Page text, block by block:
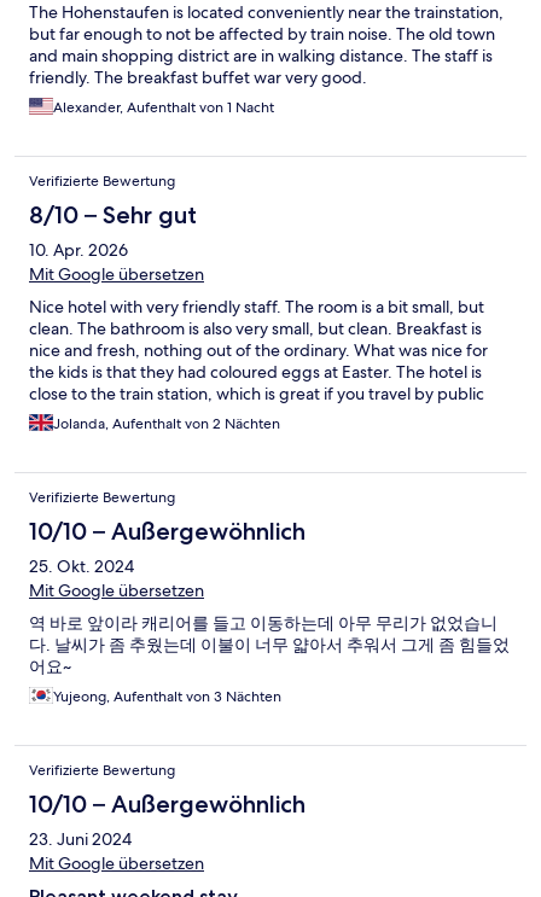
The Hohenstaufen is located conveniently near the trainstation,
but far enough to not be affected by train noise. The old town
and main shopping district are in walking distance. The staff is
friendly. The breakfast buffet war very good.
Alexander, Aufenthalt von 1 Nacht
Verifizierte Bewertung
8/10 – Sehr gut
10. Apr. 2026
Mit Google übersetzen
Nice hotel with very friendly staff. The room is a bit small, but
clean. The bathroom is also very small, but clean. Breakfast is
nice and fresh, nothing out of the ordinary. What was nice for
the kids is that they had coloured eggs at Easter. The hotel is
close to the train station, which is great if you travel by public
transport. On quiet mornings you can hear the train
announcements from the room, but I find that quite soothing.
find a space, but it tends to be quite busy with residents’ cars.
Shops and nightlife are not far away: Koblenz is small enough to
be walkable, which I love. Lovely hotel, I will certainly return here
if I use plane and train, but not sure if I travel by car.
Jolanda, Aufenthalt von 2 Nächten
Verifizierte Bewertung
10/10 – Außergewöhnlich
25. Okt. 2024
Mit Google übersetzen
역 바로 앞이라 캐리어를 들고 이동하는데 아무 무리가 없었습니
다. 날씨가 좀 추웠는데 이불이 너무 얇아서 추워서 그게 좀 힘들었
어요~
Yujeong, Aufenthalt von 3 Nächten
Verifizierte Bewertung
10/10 – Außergewöhnlich
23. Juni 2024
Mit Google übersetzen